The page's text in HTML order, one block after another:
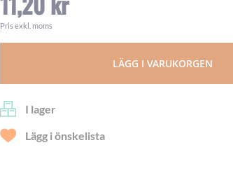
Pris exkl. moms
LÄGG I VARUKORGEN
I lager
Lägg i önskelista